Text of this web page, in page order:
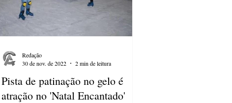
Pista de patinação no gelo é
atração no 'Natal Encantado'
Redação
30 de nov. de 2022
2 min de leitura